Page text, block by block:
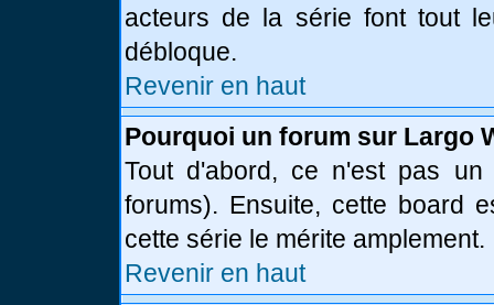
acteurs de la série font tout
débloque.
Revenir en haut
Pourquoi un forum sur Largo
Tout d'abord, ce n'est pas un
forums). Ensuite, cette board
cette série le mérite amplement.
Revenir en haut